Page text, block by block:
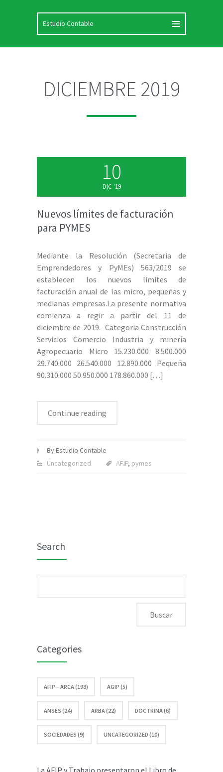
DICIEMBRE 2019
10
DIC '19
Nuevos límites de facturación
para PYMES
Mediante la Resolución (Secretaria de
Emprendedores y PyMEs) 563/2019 se
establecen los nuevos limites de
facturación anual de las micro, pequeñas y
medianas empresas.La presente normativa
comienza a regir a partir del 11 de
diciembre de 2019. Categoria Construcción
Servicios Comercio Industria y minería
Agropecuario Micro 15.230.000 8.500.000
29.740.000 26.540.000 12.890.000 Pequeña
90.310.000 50.950.000 178.860.000 […]
Continue reading
By Estudio Contable
Uncategorized
AFIP, pymes
Search
Categories
AFIP – ARCA (198) AGIP (5)
ANSES (24) ARBA (22) DOCTRINA (6)
SOCIEDADES (9) UNCATEGORIZED (10)
La AFIP y Trabajo presentaron el Libro de